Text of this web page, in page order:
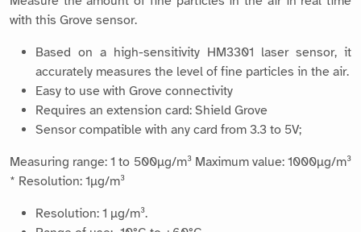
with this Grove sensor.
Based on a high-sensitivity HM3301 laser sensor, it
accurately measures the level of fine particles in the air.
Easy to use with Grove connectivity
Requires an extension card: Shield Grove
Sensor compatible with any card from 3.3 to 5V;
Measuring range: 1 to 500µg/m³ Maximum value: 1000µg/m³
* Resolution: 1µg/m³
Resolution: 1 µg/m³.